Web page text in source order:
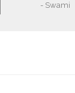
- Swami